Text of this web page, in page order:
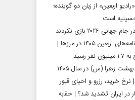
اربعین» از زبان دو گوینده؛
است
۲۰۲۶ بازی نکردند
آغاز رسمی برنامه‌های اربعین ۱۴۰۵ در مرز‌ها |
رسید
قیمت قبر در بهشت زهرا (س) در سال ۱۴۰۵
خرید، رزرو و احیای قبور
در ایران تشدید شد؟ | حقابه